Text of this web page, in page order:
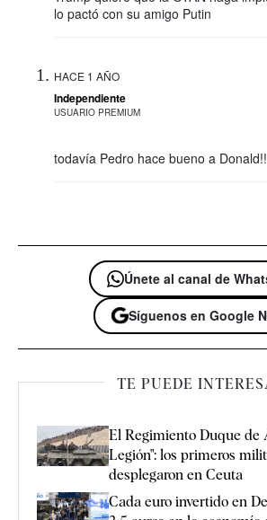
lo pactó con su amigo Putin
HACE 1 AÑO
Independiente
USUARIO PREMIUM
todavía Pedro hace bueno a Donald!!
Únete al canal de
Síguenos en Google
TE PUEDE
El Regimiento Duque de
Legión": los primeros
desplegaron en Ceuta
Cada euro invertido en